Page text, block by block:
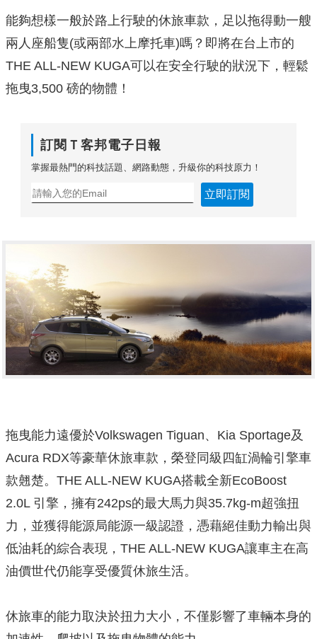
能夠想樣一般於路上行駛的休旅車款，足以拖得動一艘
兩人座船隻(或兩部水上摩托車)嗎？即將在台上市的
THE ALL-NEW KUGA可以在安全行駛的狀況下，輕鬆
拖曳3,500 磅的物體！
訂閱Ｔ客邦電子日報
掌握最熱門的科技話題、網路動態，升級你的科技原力！
立即訂閱
拖曳能力遠優於Volkswagen Tiguan、Kia Sportage及
Acura RDX等豪華休旅車款，榮登同級四缸渦輪引擎車
款翹楚。THE ALL-NEW KUGA搭載全新EcoBoost
2.0L 引擎，擁有242ps的最大馬力與35.7kg-m超強扭
力，並獲得能源局能源一級認證，憑藉絕佳動力輸出與
低油耗的綜合表現，THE ALL-NEW KUGA讓車主在高
油價世代仍能享受優質休旅生活。
休旅車的能力取決於扭力大小，不僅影響了車輛本身的